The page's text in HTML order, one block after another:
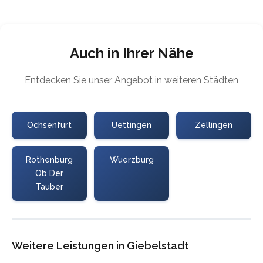
Auch in Ihrer Nähe
Entdecken Sie unser Angebot in weiteren Städten
Ochsenfurt Uettingen Zellingen
Rothenburg
Ob Der
Tauber
Wuerzburg
Weitere Leistungen in Giebelstadt